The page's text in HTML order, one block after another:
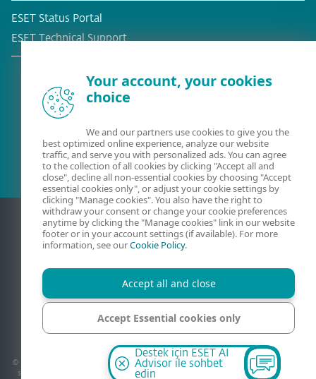
ESET Status Portal
ESET Technical Support
Mevcut müşteri mi?
Gizlilik Yasal Bilgi
Güvenlik Açıklarını Raporla
© 1992 - 2026 ESET, spol. s r.o. - Tüm hakları saklıdır. Burada kullanılan markalar ESET
spol. s r.o.'nun ya da ESET Kuzey Amerika'nın tescilli markalarıdır. Diğer tüm isim ve
Destek için ESET AI
Advisor ile sohbet
edin
Your account, your cookies
choice
We and our partners use cookies to give you the
best optimized online experience, analyze our website
traffic, and serve you with personalized ads. You can agree
to the collection of all cookies by clicking "Accept all and
close", decline all non-essential cookies by choosing "Accept
essential cookies only", or adjust your cookie settings by
clicking "Manage cookies". You also have the right to
withdraw your consent or change your cookie preferences
anytime by clicking the "Manage cookies" link in our website
footer or in your account settings (if available). For more
information, see ourCookie Policy.
Accept all and close
Accept Essential cookies only
Manage cookies